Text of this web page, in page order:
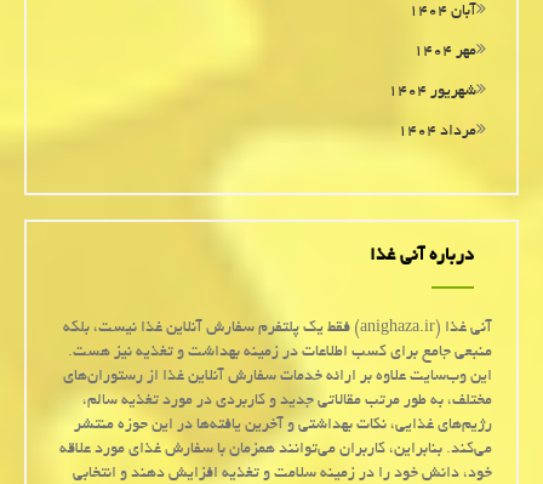
آبان ۱۴۰۴
مهر ۱۴۰۴
شهریور ۱۴۰۴
مرداد ۱۴۰۴
درباره آنی غذا
آنی غذا (anighaza.ir) فقط یک پلتفرم سفارش آنلاین غذا نیست، بلکه
منبعی جامع برای کسب اطلاعات در زمینه بهداشت و تغذیه نیز هست.
این وب‌سایت علاوه بر ارائه خدمات سفارش آنلاین غذا از رستوران‌های
مختلف، به طور مرتب مقالاتی جدید و کاربردی در مورد تغذیه سالم،
رژیم‌های غذایی، نکات بهداشتی و آخرین یافته‌ها در این حوزه منتشر
می‌کند. بنابراین، کاربران می‌توانند همزمان با سفارش غذای مورد علاقه
خود، دانش خود را در زمینه سلامت و تغذیه افزایش دهند و انتخابی